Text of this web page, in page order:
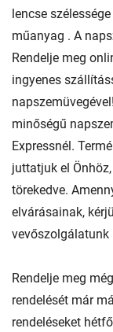
lencse
műanyag . A
Rendelje meg
ingyenes
minőségű
Expressnél.
juttatjuk el
törekedve.
elvárásainak,
Rendelje meg
rendelését már
rendeléseket